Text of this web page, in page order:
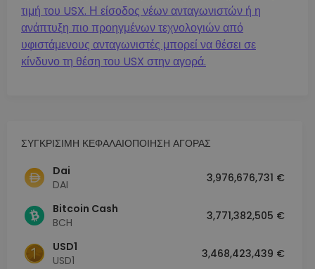
τιμή του USX. Η είσοδος νέων ανταγωνιστών ή η
ανάπτυξη πιο προηγμένων τεχνολογιών από
υφιστάμενους ανταγωνιστές μπορεί να θέσει σε
κίνδυνο τη θέση του USX στην αγορά.
ΣΥΓΚΡΙΣΙΜΗ ΚΕΦΑΛΑΙΟΠΟΙΗΣΗ ΑΓΟΡΑΣ
Dai
DAI
3,976,676,731 €
Bitcoin Cash
BCH
3,771,382,505 €
USD1
USD1
3,468,423,439 €